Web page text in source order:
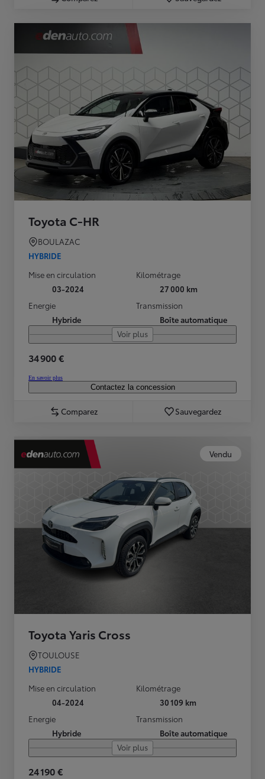
Toyota C-HR
BOULAZAC
HYBRIDE
Mise en circulation
03-2024
Kilométrage
27 000 km
Energie
Hybride
Transmission
Boîte automatique
Voir plus
34 900 €
En savoir plus
Contactez la concession
Comparez Sauvegardez
Vendu
Toyota Yaris Cross
TOULOUSE
HYBRIDE
Mise en circulation
04-2024
Kilométrage
30 109 km
Energie
Hybride
Transmission
Boîte automatique
Voir plus
24 190 €